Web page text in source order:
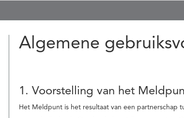
Algemene
1. Voorstelling van het
Het Meldpunt is het resultaat van een partnerschap